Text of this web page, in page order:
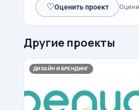
♡Оценить проект
Другие проекты
ДИЗАЙН И БРЕНДИНГ